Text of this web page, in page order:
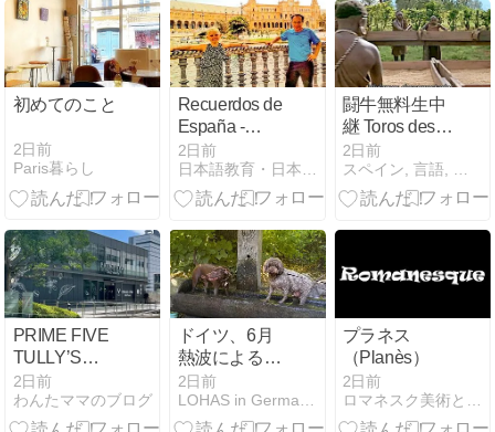
初めてのこと
2日前
Paris暮らし
Recuerdos de
España -
8/8/2026 (スペ
インの想い出
- 2026年8月8
España en
Sevilla (セビリ
アのスペイン
広場)
2日前
闘牛無料生中
継 Toros desde
Villacañas
(Toledo). etc. . /
別世界
Out of Africa
Hispanoamérica)
1985)
disconectados
/ En un lugar
de Africa 名も
2日前
PRIME FIVE
TULLY’S
COFFEE 新宿
サザンテラス
店
2日前
わんたママのブログ
ドイツ、6月
熱波による現
実は
2日前
LOHAS in Germany ドバイからお引越し
プラネス
（Planès）
2日前
ロマネスク美術とロマネスク建築